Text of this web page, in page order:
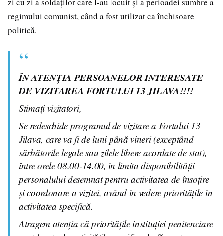
regimului comunist, când a fost utilizat ca închisoare
politică.
ÎN ATENȚIA PERSOANELOR INTERESATE
DE VIZITAREA FORTULUI 13 JILAVA!!!!
Stimați vizitatori,
Se redeschide programul de vizitare a Fortului 13
Jilava, care va fi de luni până vineri (exceptând
sărbătorile legale sau zilele libere acordate de stat),
între orele 08.00-14.00, în limita disponibilității
personalului desemnat pentru activitatea de însoțire
și coordonare a vizitei, având în vedere prioritățile în
activitatea specifică.
Atragem atenția că prioritățile instituției penitenciare